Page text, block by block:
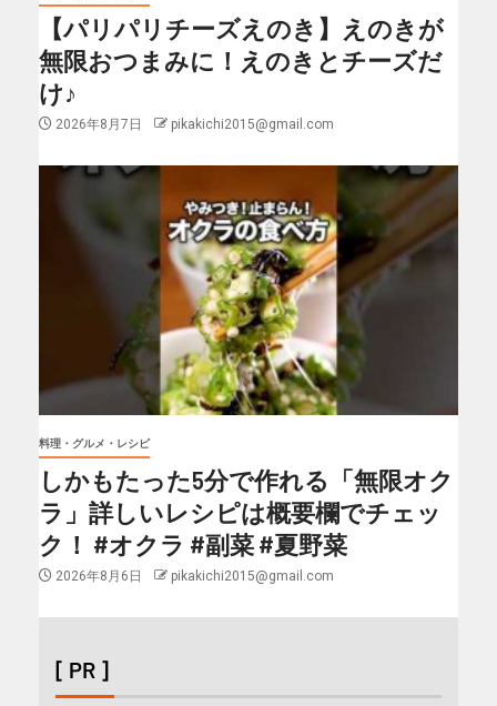
【パリパリチーズえのき】えのきが
無限おつまみに！えのきとチーズだ
け♪
2026年8月7日 pikakichi2015@gmail.com
料理・グルメ・レシピ
しかもたった5分で作れる「無限オク
ラ」詳しいレシピは概要欄でチェッ
ク！ #オクラ #副菜 #夏野菜
2026年8月6日 pikakichi2015@gmail.com
[ PR ]